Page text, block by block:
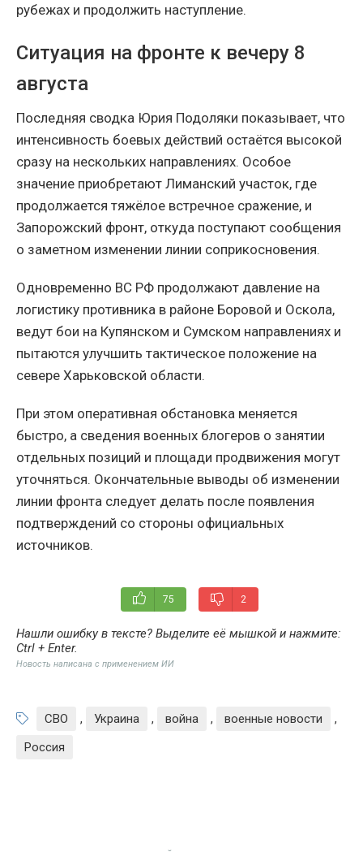
рубежах и продолжить наступление.
Ситуация на фронте к вечеру 8
августа
Последняя сводка Юрия Подоляки показывает, что
интенсивность боевых действий остаётся высокой
сразу на нескольких направлениях. Особое
значение приобретают Лиманский участок, где
продолжается тяжёлое встречное сражение, и
Запорожский фронт, откуда поступают сообщения
о заметном изменении линии соприкосновения.
Одновременно ВС РФ продолжают давление на
логистику противника в районе Боровой и Оскола,
ведут бои на Купянском и Сумском направлениях и
пытаются улучшить тактическое положение на
севере Харьковской области.
При этом оперативная обстановка меняется
быстро, а сведения военных блогеров о занятии
отдельных позиций и площади продвижения могут
уточняться. Окончательные выводы об изменении
линии фронта следует делать после появления
подтверждений со стороны официальных
источников.
75 2
Нашли ошибку в тексте? Выделите её мышкой и нажмите:
Ctrl + Enter.
Новость написана с применением ИИ
СВО , Украина , война , военные новости
,
Россия